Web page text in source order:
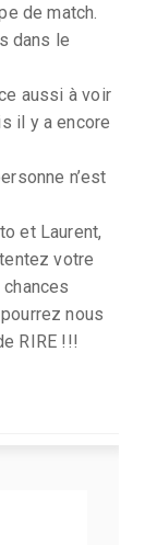
de match.
dans le
aussi à voir
il y a encore
n’est
et Laurent,
votre
nous
RIRE !!!